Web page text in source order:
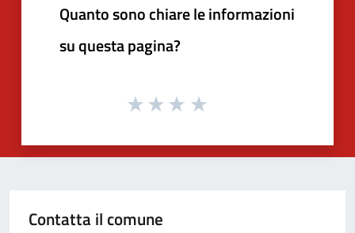
Quanto sono chiare le informazioni
su questa pagina?
Contatta il comune